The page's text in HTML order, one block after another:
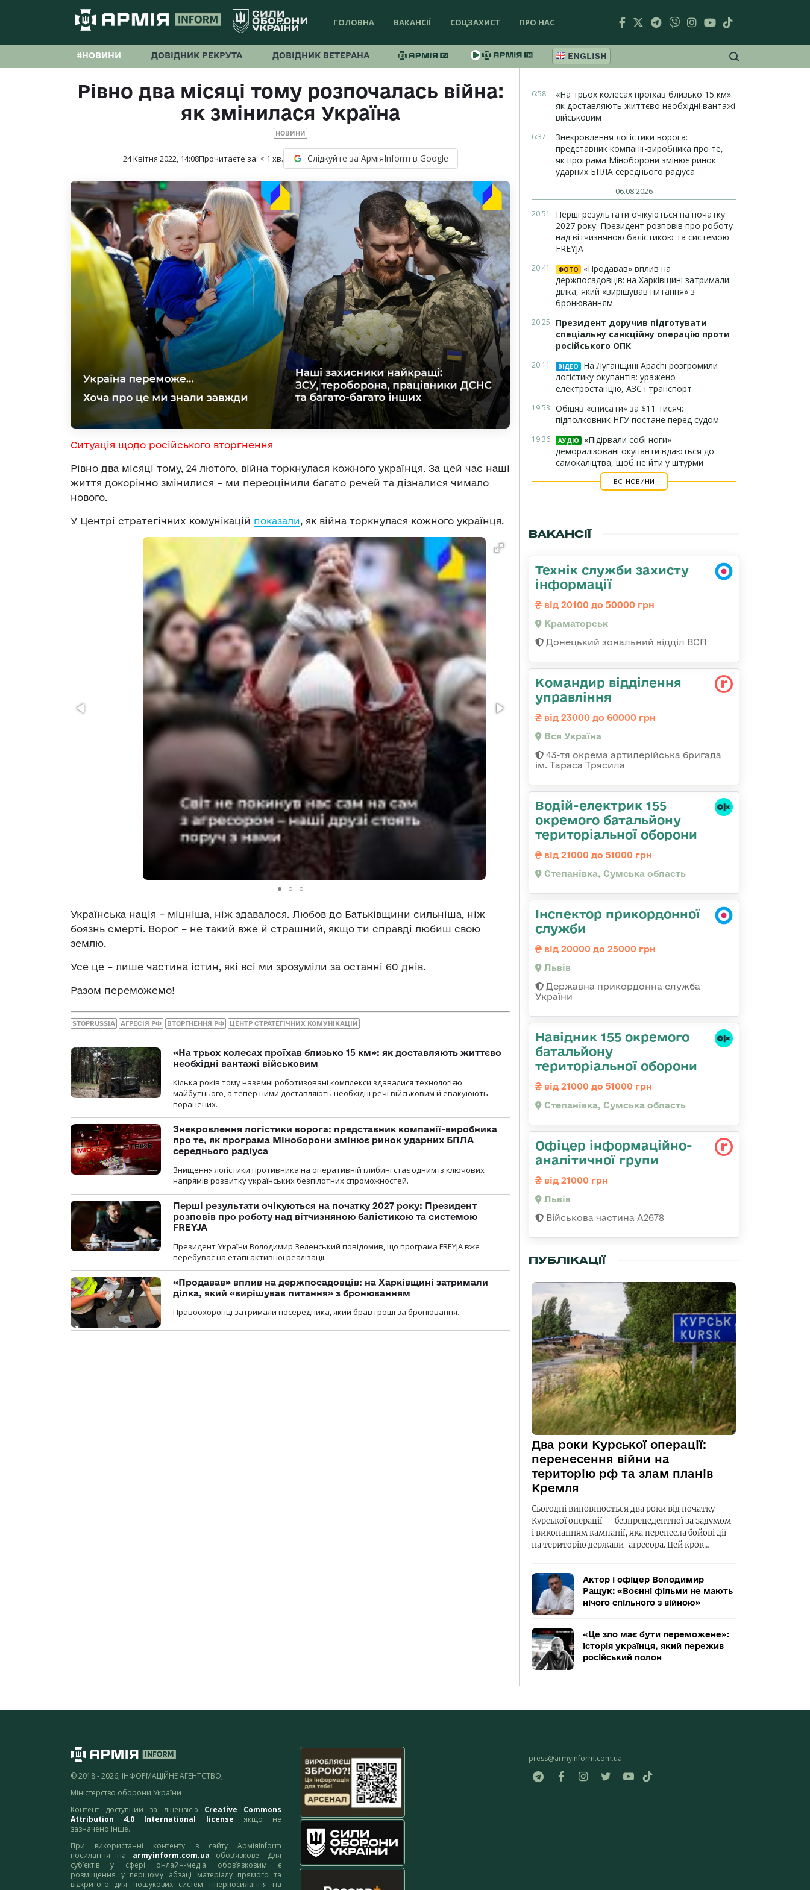
ГОЛОВНА ВАКАНСІЇ СОЦЗАХИСТ ПРО НАС
#НОВИНИ ДОВІДНИК РЕКРУТА ДОВІДНИК ВЕТЕРАНА ENGLISH
Рівно два місяці тому розпочалась війна:
як змінилася Україна
НОВИНИ
24 Квітня 2022, 14:08Прочитаєте за: < 1 хв. Слідкуйте за АрміяInform в Google
Ситуація щодо російського вторгнення
Рівно два місяці тому, 24 лютого, війна торкнулася кожного українця. За цей час наші
життя докорінно змінилися – ми переоцінили багато речей та дізналися чимало
нового.
У Центрі стратегічних комунікацій показали, як війна торкнулася кожного українця.
Українська нація – міцніша, ніж здавалося. Любов до Батьківщини сильніша, ніж
боязнь смерті. Ворог – не такий вже й страшний, якщо ти справді любиш свою
землю.
Усе це – лише частина істин, які всі ми зрозуміли за останні 60 днів.
Разом переможемо!
STOPRUSSIA АГРЕСІЯ РФ ВТОРГНЕННЯ РФ ЦЕНТР СТРАТЕГІЧНИХ КОМУНІКАЦІЙ
«На трьох колесах проїхав близько 15 км»: як доставляють життєво
необхідні вантажі військовим
Кілька років тому наземні роботизовані комплекси здавалися технологією
майбутнього, а тепер ними доставляють необхідні речі військовим й евакуюють
поранених.
Знекровлення логістики ворога: представник компанії-виробника
про те, як програма Міноборони змінює ринок ударних БПЛА
середнього радіуса
Знищення логістики противника на оперативній глибині стає одним із ключових
напрямів розвитку українських безпілотних спроможностей.
Перші результати очікуються на початку 2027 року: Президент
розповів про роботу над вітчизняною балістикою та системою
FREYJA
Президент України Володимир Зеленський повідомив, що програма FREYJA вже
перебуває на етапі активної реалізації.
«Продавав» вплив на держпосадовців: на Харківщині затримали
ділка, який «вирішував питання» з бронюванням
Правоохоронці затримали посередника, який брав гроші за бронювання.
6:58
«На трьох колесах проїхав близько 15 км»:
як доставляють життєво необхідні вантажі
військовим
6:37
Знекровлення логістики ворога:
представник компанії-виробника про те,
як програма Міноборони змінює ринок
ударних БПЛА середнього радіуса
06.08.2026
20:51
Перші результати очікуються на початку
2027 року: Президент розповів про роботу
над вітчизняною балістикою та системою
FREYJA
20:41 ФОТО
«Продавав» вплив на
держпосадовців: на Харківщині затримали
ділка, який «вирішував питання» з
бронюванням
20:25
Президент доручив підготувати
спеціальну санкційну операцію проти
російського ОПК
20:11 ВІДЕО
На Луганщині Apachi розгромили
логістику окупантів: уражено
електростанцію, АЗС і транспорт
19:53 Обіцяв «списати» за $11 тисяч:
підполковник НГУ постане перед судом
19:36 АУДІО
«Підірвали собі ноги» —
деморалізовані окупанти вдаються до
самокаліцтва, щоб не йти у штурми
ВСІ НОВИНИ
ВАКАНСІЇ
Технік служби захисту
інформації
від 20100 до 50000 грн
Краматорськ
Донецький зональний відділ ВСП
Командир відділення
управління
від 23000 до 60000 грн
Вся Україна
43-тя окрема артилерійська бригада
ім. Тараса Трясила
Водій-електрик 155
окремого батальйону
територіальної оборони
від 21000 до 51000 грн
Степанівка, Сумська область
Інспектор прикордонної
служби
від 20000 до 25000 грн
Львів
Державна прикордонна служба
України
Навідник 155 окремого
батальйону
територіальної оборони
від 21000 до 51000 грн
Степанівка, Сумська область
Офіцер інформаційно-
аналітичної групи
від 21000 грн
Львів
Військова частина А2678
ПУБЛІКАЦІЇ
Два роки Курської операції:
перенесення війни на
територію рф та злам планів
Кремля
Сьогодні виповнюється два роки від початку
Курської операції — безпрецедентної за задумом
і виконанням кампанії, яка перенесла бойові дії
на територію держави-агресора. Цей крок…
Актор і офіцер Володимир
Ращук: «Воєнні фільми не мають
нічого спільного з війною»
«Це зло має бути переможене»:
історія українця, який пережив
російський полон
© 2018 - 2026, ІНФОРМАЦІЙНЕ АГЕНТСТВО,
Міністерство оборони України
Контент доступний за ліцензією Creative Commons
Attribution 4.0 International license якщо не
зазначено інше.
При використанні контенту з сайту АрміяInform
посилання на armyinform.com.ua обов’язкове. Для
суб’єктів у сфері онлайн-медіа обов’язковим є
розміщення у першому абзаці матеріалу прямого та
відкритого для пошукових систем гіперпосилання на
press@armyinform.com.ua